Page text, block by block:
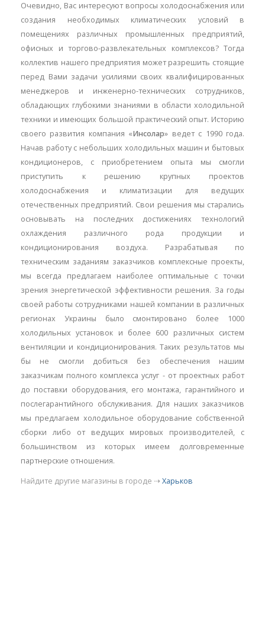
Очевидно, Вас интересуют вопросы холодоснабжения или
создания необходимых климатических условий в
помещениях различных промышленных предприятий,
офисных и торгово-развлекательных комплексов? Тогда
коллектив нашего предприятия может разрешить стоящие
перед Вами задачи усилиями своих квалифицированных
менеджеров и инженерно-технических сотрудников,
обладающих глубокими знаниями в области холодильной
техники и имеющих большой практический опыт. Историю
своего развития компания «Инсолар» ведет с 1990 года.
Начав работу с небольших холодильных машин и бытовых
кондиционеров, с приобретением опыта мы смогли
приступить к решению крупных проектов
холодоснабжения и климатизации для ведущих
отечественных предприятий. Свои решения мы старались
основывать на последних достижениях технологий
охлаждения различного рода продукции и
кондиционирования воздуха. Разрабатывая по
техническим заданиям заказчиков комплексные проекты,
мы всегда предлагаем наиболее оптимальные с точки
зрения энергетической эффективности решения. За годы
своей работы сотрудниками нашей компании в различных
регионах Украины было смонтировано более 1000
холодильных установок и более 600 различных систем
вентиляции и кондиционирования. Таких результатов мы
бы не смогли добиться без обеспечения нашим
заказчикам полного комплекса услуг - от проектных работ
до поставки оборудования, его монтажа, гарантийного и
послегарантийного обслуживания. Для наших заказчиков
мы предлагаем холодильное оборудование собственной
сборки либо от ведущих мировых производителей, с
большинством из которых имеем долговременные
партнерские отношения.
Найдите другие магазины в городе ⇢ Харьков